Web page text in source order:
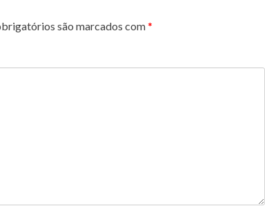
são marcados com*